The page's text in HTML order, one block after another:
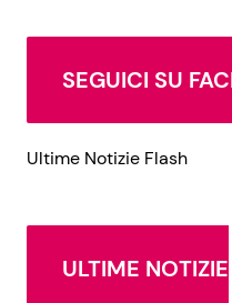
SEGUICI SU
Ultime Notizie Flash
ULTIME NOTIZIE